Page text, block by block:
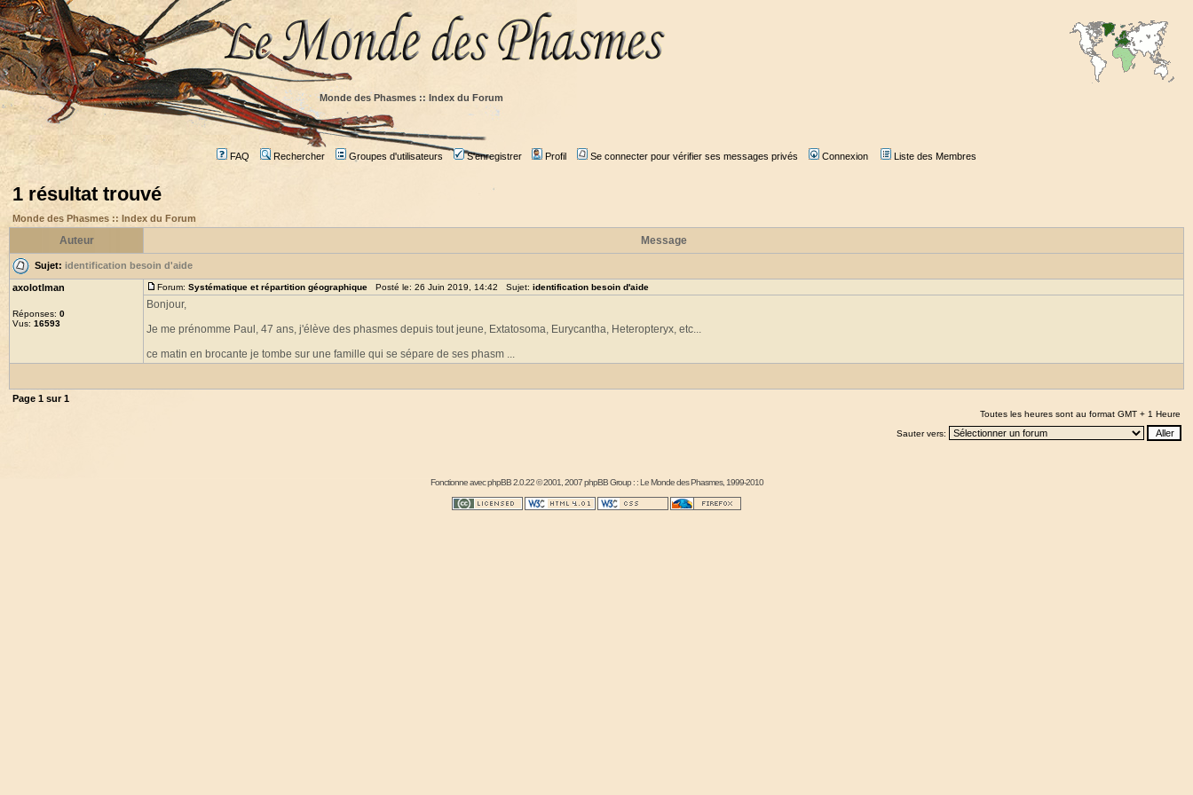
Monde des Phasmes :: Index du Forum
FAQ Rechercher Groupes d'utilisateurs S'enregistrer Profil Se connecter pour vérifier ses messages privés Connexion Liste des Membres
1 résultat trouvé
Monde des Phasmes :: Index du Forum
Auteur Message
Sujet: identification besoin d'aide
axolotlman
Réponses: 0
Vus: 16593
Forum: Systématique et répartition géographique Posté le: 26 Juin 2019, 14:42 Sujet: identification besoin d'aide
Bonjour,
Je me prénomme Paul, 47 ans, j'élève des phasmes depuis tout jeune, Extatosoma, Eurycantha, Heteropteryx, etc...
ce matin en brocante je tombe sur une famille qui se sépare de ses phasm ...
Page 1 sur1
Toutes les heures sont au format GMT + 1 Heure
Sauter vers:
Fonctionne avecphpBB2.0.22 © 2001, 2007 phpBB Group : :Le Monde des Phasmes, 1999-2010